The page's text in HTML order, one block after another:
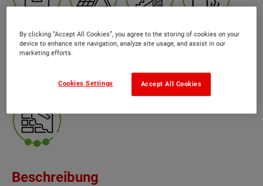
Beschreibung
By clicking “Accept All Cookies”, you agree to the storing of cookies on your
device to enhance site navigation, analyze site usage, and assist in our
marketing efforts.
Accept All Cookies
Cookies Settings